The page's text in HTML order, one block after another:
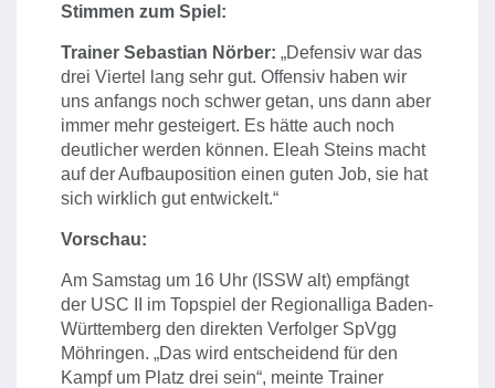
Stimmen zum Spiel:
Trainer Sebastian Nörber: „Defensiv war das
drei Viertel lang sehr gut. Offensiv haben wir
uns anfangs noch schwer getan, uns dann aber
immer mehr gesteigert. Es hätte auch noch
deutlicher werden können. Eleah Steins macht
auf der Aufbauposition einen guten Job, sie hat
sich wirklich gut entwickelt.“
Vorschau:
Am Samstag um 16 Uhr (ISSW alt) empfängt
der USC II im Topspiel der Regionalliga Baden-
Württemberg den direkten Verfolger SpVgg
Möhringen. „Das wird entscheidend für den
Kampf um Platz drei sein“, meinte Trainer